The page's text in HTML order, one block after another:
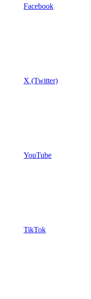
Facebook
X (Twitter)
YouTube
TikTok